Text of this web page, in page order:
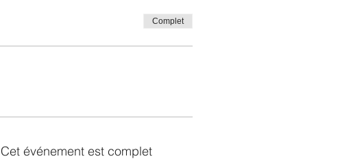
Complet
Cet événement est complet